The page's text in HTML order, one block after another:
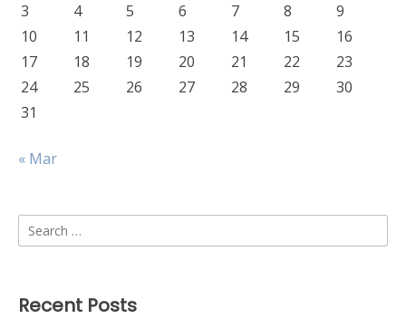
3
4 5 6 7 8
9
10
11 12 13 14 15
16
17
18 19 20 21 22
23
24
25 26 27 28 29
30
31
« Mar
Search
for:
Recent Posts